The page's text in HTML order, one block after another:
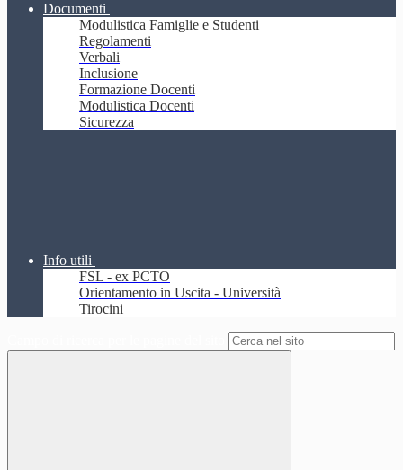
Documenti
Modulistica Famiglie e Studenti
Regolamenti
Verbali
Inclusione
Formazione Docenti
Modulistica Docenti
Sicurezza
Info utili
FSL - ex PCTO
Orientamento in Uscita - Università
Tirocini